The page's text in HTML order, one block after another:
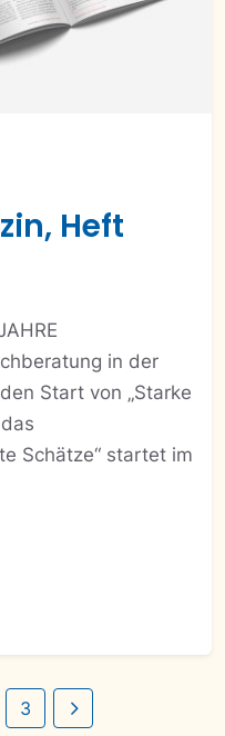
Heft
in der
Start von „Starke
Schätze“ startet im
3